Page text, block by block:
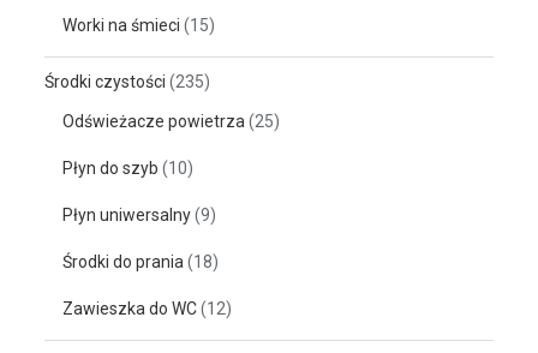
Worki na śmieci (15)
Środki czystości (235)
Odświeżacze powietrza (25)
Płyn do szyb (10)
Płyn uniwersalny (9)
Środki do prania (18)
Zawieszka do WC (12)